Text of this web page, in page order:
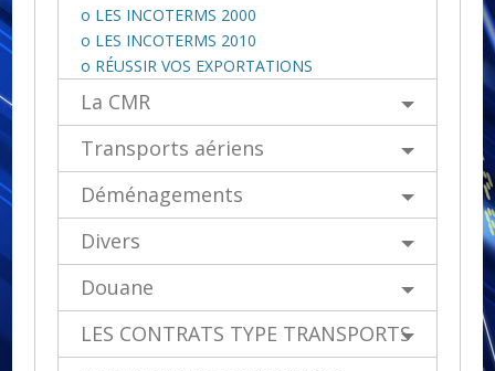
o LES INCOTERMS 2000
o LES INCOTERMS 2010
o RÉUSSIR VOS EXPORTATIONS
La CMR
Transports aériens
Déménagements
Divers
Douane
LES CONTRATS TYPE TRANSPORTS